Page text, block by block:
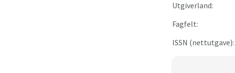
Utgiverland:
Fagfelt:
ISSN (nettutgave):